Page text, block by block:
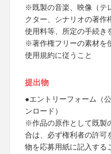
※既製の音楽、映像（テ
クター、シナリオの著作
使用料等、所定の手続き
※著作権フリーの素材を
使用規約に従うこと
提出物
●エントリーフォーム（
ンロード）
※作品の原作として既製
合は、必ず権利者の許可
物を応募用紙に記入する